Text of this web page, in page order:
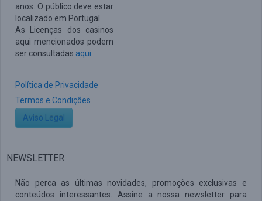
anos. O público deve estar
localizado em Portugal.
As Licenças dos casinos
aqui mencionados podem
ser consultadas aqui
Política de Privacidade
Termos e Condições
Aviso Legal
NEWSLETTER
Não perca as últimas novidades, promoções exclusivas e
conteúdos interessantes. Assine a nossa newsletter para